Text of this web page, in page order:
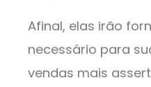
Afinal, elas irão
necessário para
vendas mais